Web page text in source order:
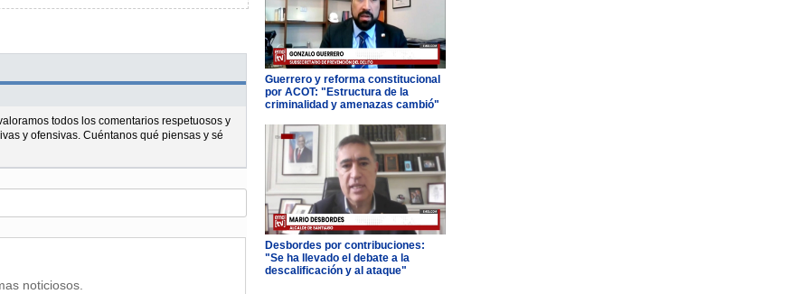
todos los comentarios respetuosos y
y ofensivas. Cuéntanos qué piensas y sé
noticiosos.
Guerrero y reforma constitucional
por ACOT: "Estructura de la
criminalidad y amenazas cambió"
Desbordes por contribuciones:
"Se ha llevado el debate a la
descalificación y al ataque"